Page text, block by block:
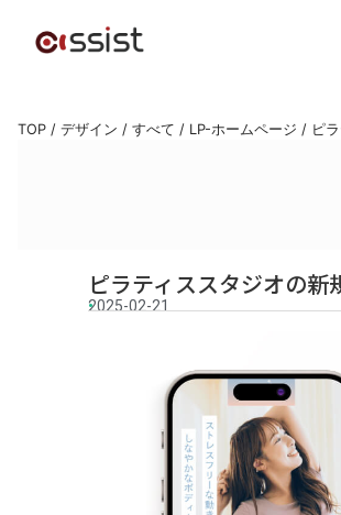
TOP / デザイン / すべて / LP-ホームページ / ピ
ピラティススタジオの新
2025-02-21